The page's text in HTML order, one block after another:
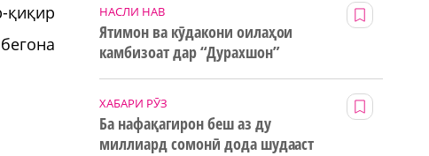
қиқир
НАСЛИ НАВ
Ятимон ва кӯдакони оилаҳои
камбизоат дар “Дурахшон”
ХАБАРИ РӮЗ
Ба нафақагирон беш аз ду
миллиард сомонӣ дода шудааст